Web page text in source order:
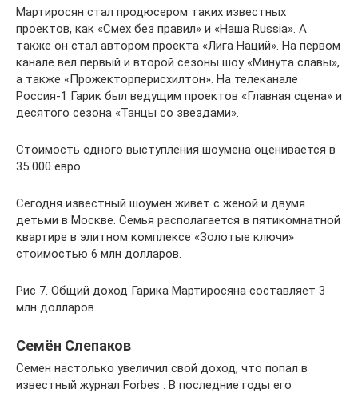
Мартиросян стал продюсером таких известных
проектов, как «Смех без правил» и «Наша Russia». А
также он стал автором проекта «Лига Наций». На первом
канале вел первый и второй сезоны шоу «Минута славы»,
а также «Прожекторперисхилтон». На телеканале
Россия-1 Гарик был ведущим проектов «Главная сцена» и
десятого сезона «Танцы со звездами».
Стоимость одного выступления шоумена оценивается в
35 000 евро.
Сегодня известный шоумен живет с женой и двумя
детьми в Москве. Семья располагается в пятикомнатной
квартире в элитном комплексе «Золотые ключи»
стоимостью 6 млн долларов.
Рис 7. Общий доход Гарика Мартиросяна составляет 3
млн долларов.
Семён Слепаков
Семен настолько увеличил свой доход, что попал в
известный журнал Forbes . В последние годы его